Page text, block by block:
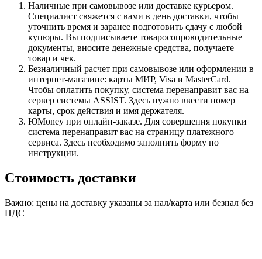
Наличные при самовывозе или доставке курьером.
Специалист свяжется с вами в день доставки, чтобы
уточнить время и заранее подготовить сдачу с любой
купюры. Вы подписываете товаросопроводительные
документы, вносите денежные средства, получаете
товар и чек.
Безналичный расчет при самовывозе или оформлении в
интернет-магазине: карты МИР, Visa и MasterCard.
Чтобы оплатить покупку, система перенаправит вас на
сервер системы ASSIST. Здесь нужно ввести номер
карты, срок действия и имя держателя.
ЮMoney при онлайн-заказе. Для совершения покупки
система перенаправит вас на страницу платежного
сервиса. Здесь необходимо заполнить форму по
инструкции.
Стоимость доставки
Важно: цены на доставку указаны за нал/карта или безнал без
НДС